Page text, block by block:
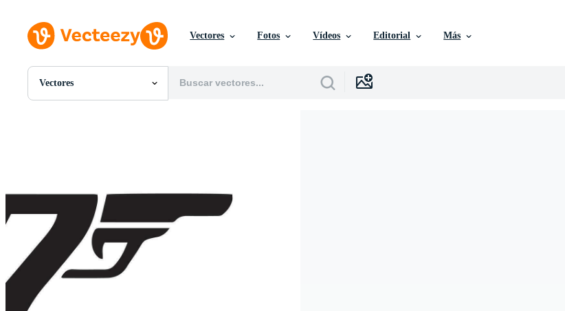
Vectores Fotos Vídeos Editorial Más
Vectores
Todas Imágenes
Gráficos en Movimiento
Imágenes Editoriales
Eventos Editoriales